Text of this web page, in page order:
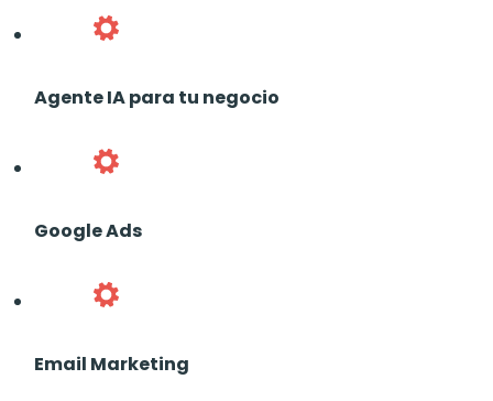
Agente IA para tu negocio
Google Ads
Email Marketing